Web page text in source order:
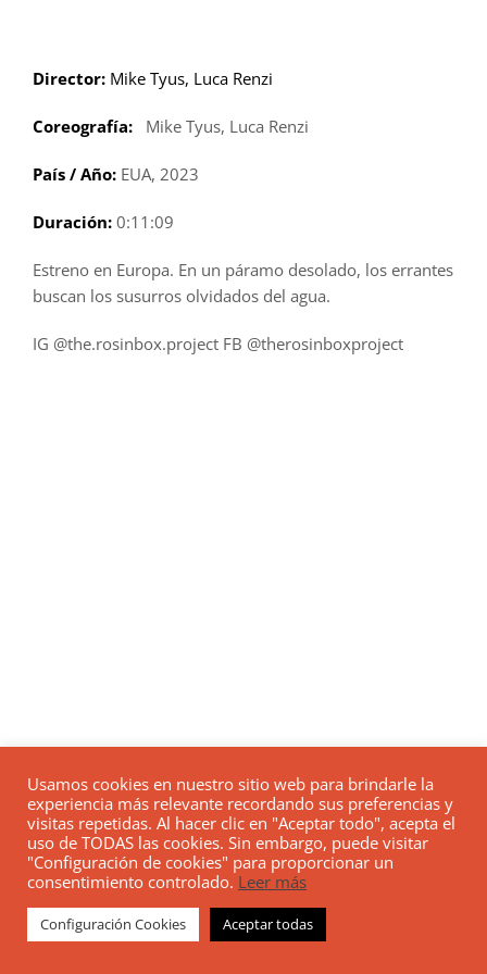
Director: Mike Tyus, Luca Renzi
Coreografía: Mike Tyus, Luca Renzi
País / Año: EUA, 2023
Duración: 0:11:09
Estreno en Europa. En un páramo desolado, los errantes
buscan los susurros olvidados del agua.
IG @the.rosinbox.project FB @therosinboxproject
Usamos cookies en nuestro sitio web para brindarle la
experiencia más relevante recordando sus preferencias y
visitas repetidas. Al hacer clic en "Aceptar todo", acepta el
uso de TODAS las cookies. Sin embargo, puede visitar
"Configuración de cookies" para proporcionar un
consentimiento controlado. Leer más
Configuración Cookies Aceptar todas